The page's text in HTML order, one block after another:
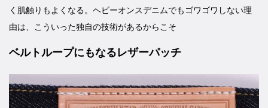
く肌触りもよくなる。ヘビーオンスデニムでもゴワゴワしない理
由は、こういった独自の技術があるからこそ
ベルトループにもなるレザーパッチ